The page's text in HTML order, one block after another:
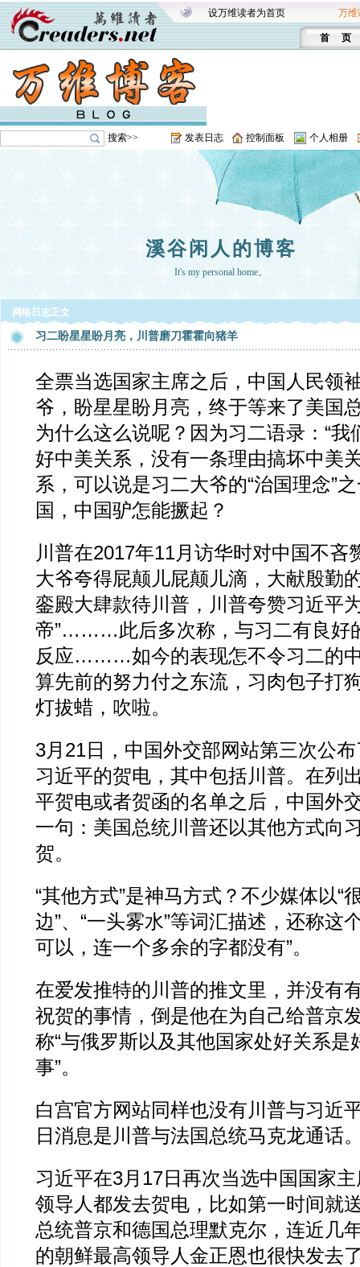
设万维读者为首页 万维
首 页
搜索>> 发表日志 控制面板 个人相册
溪谷闲人的博客
It's my personal home。
网络日志正文
习二盼星星盼月亮，川普磨刀霍霍向猪羊
全票当选国家主席之后，中国人民领
爷，盼星星盼月亮，终于等来了美国
为什么这么说呢？因为习二语录：“我
好中美关系，没有一条理由搞坏中美
系，可以说是习二大爷的“治国理念”
国，中国驴怎能撅起？
川普在2017年11月访华时对中国不吝
大爷夸得屁颠儿屁颠儿滴，大献殷勤
銮殿大肆款待川普，川普夸赞习近平
帝”………此后多次称，与习二有良好
反应………如今的表现怎不令习二的
算先前的努力付之东流，习肉包子打
灯拔蜡，吹啦。
3月21日，中国外交部网站第三次公
习近平的贺电，其中包括川普。在列
平贺电或者贺函的名单之后，中国外
一句：美国总统川普还以其他方式向
贺。
“其他方式”是神马方式？不少媒体以“
边”、“一头雾水”等词汇描述，还称这
可以，连一个多余的字都没有”。
在爱发推特的川普的推文里，并没有
祝贺的事情，倒是他在为自己给普京
称“与俄罗斯以及其他国家处好关系是
事”。
白宫官方网站同样也没有川普与习近
日消息是川普与法国总统马克龙通话
习近平在3月17日再次当选中国国家
领导人都发去贺电，比如第一时间就
总统普京和德国总理默克尔，连近几
的朝鲜最高领导人金正恩也很快发去